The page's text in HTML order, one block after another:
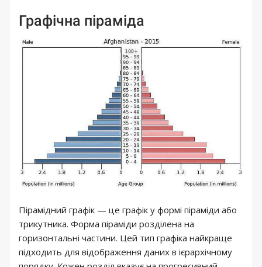
Графічна піраміда
Пірамідний графік — це графік у формі піраміди або
трикутника. Форма піраміди розділена на
горизонтальні частини. Цей тип графіка найкраще
підходить для відображення даних в ієрархічному